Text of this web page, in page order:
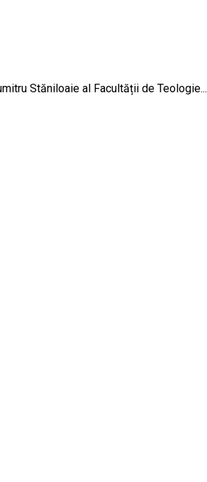
Stăniloaie al Facultății de Teologie...